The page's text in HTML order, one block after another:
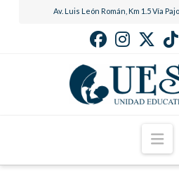
Av. Luis León Román, Km 1.5 Vía